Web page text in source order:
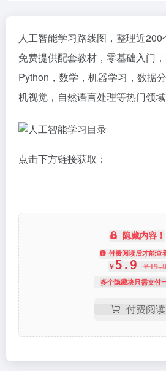
人工智能学习路线图，整理近200
免费提供配套教材，零基础入门
Python，数学，机器学习，数据
机视觉，自然语言处理等热门领域
点击下方链接获取：
隐藏内容！
付费阅读后才能查
￥ 5.9 ￥19.9
多个隐藏块只需支付
付费阅读